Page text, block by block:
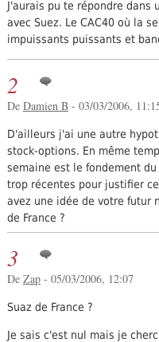
J'aurais pu te répondre dans
avec Suez. Le CAC40 où la
impuissants puissants et
2
De Damien B- 03/03/2006,
D'ailleurs j'ai une autre
stock-options. En même
semaine est le fondement
trop récentes pour justifier
avez une idée de votre futur
de France ?
3
De Zap- 05/03/2006, 12:07
Suaz de France ?
Je sais c'est nul mais je